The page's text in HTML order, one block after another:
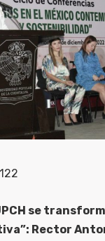
se
Rector